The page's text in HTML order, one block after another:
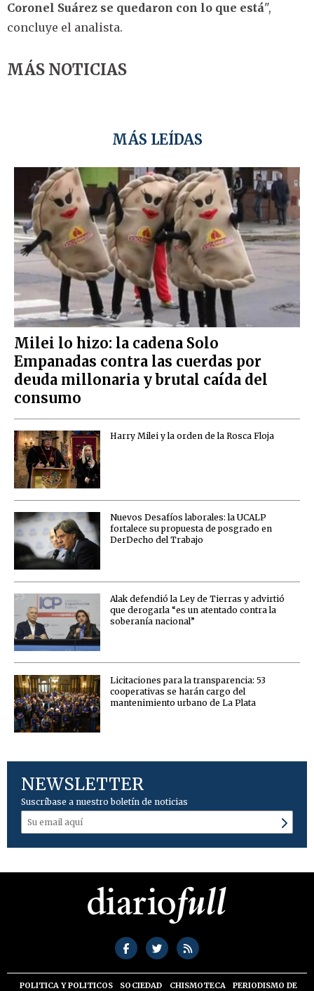
Coronel Suárez se quedaron con lo que está",
concluye el analista.
MÁS NOTICIAS
MÁS LEÍDAS
Milei lo hizo: la cadena Solo
Empanadas contra las cuerdas por
deuda millonaria y brutal caída del
consumo
Harry Milei y la orden de la Rosca Floja
Nuevos Desafíos laborales: la UCALP
fortalece su propuesta de posgrado en
DerDecho del Trabajo
Alak defendió la Ley de Tierras y advirtió
que derogarla “es un atentado contra la
soberanía nacional”
Licitaciones para la transparencia: 53
cooperativas se harán cargo del
mantenimiento urbano de La Plata
NEWSLETTER
Suscríbase a nuestro boletín de noticias
POLITICA Y POLITICOS SOCIEDAD CHISMOTECA PERIODISMO DE